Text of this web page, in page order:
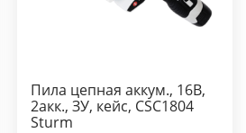
Пила цепная аккум., 16В,
2акк., ЗУ, кейс, CSC1804
Sturm